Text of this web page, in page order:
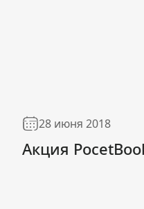
28 июня 2018
Акция